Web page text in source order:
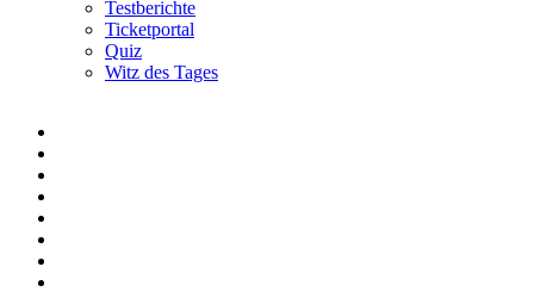
Testberichte
Ticketportal
Quiz
Witz des Tages